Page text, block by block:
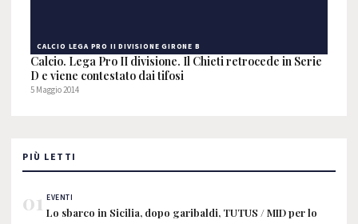
CALCIO LEGA PRO II DIVISIONE GIRONE B
Calcio. Lega Pro II divisione. Il Chieti retrocede in Serie
D e viene contestato dai tifosi
5 Maggio 2014
PIÙ LETTI
01 EVENTI
Lo sbarco in Sicilia, dopo garibaldi, TUTUS / MID per lo